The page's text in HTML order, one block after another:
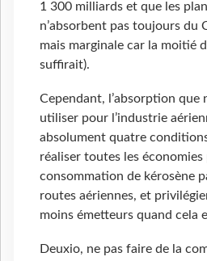
1 300 milliards et que les
n’absorbent pas toujours du
mais marginale car la moitié
suffirait).
Cependant, l’absorption que
utiliser pour l’industrie
absolument quatre
réaliser toutes les économies
consommation de kérosène
routes aériennes, et
moins émetteurs quand cela
Deuxio, ne pas faire de la